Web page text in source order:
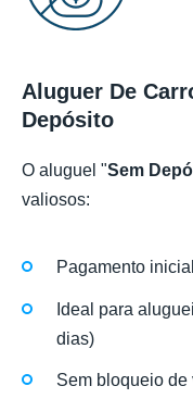
Aluguer De
Depósito
O aluguel "Sem
valiosos:
Pagamento
Ideal para
dias)
Sem bloqueio de